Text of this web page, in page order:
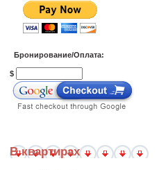
Бронирование/Оплата:
$
В квартирах